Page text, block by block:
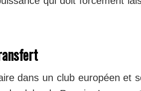
dans un club européen et